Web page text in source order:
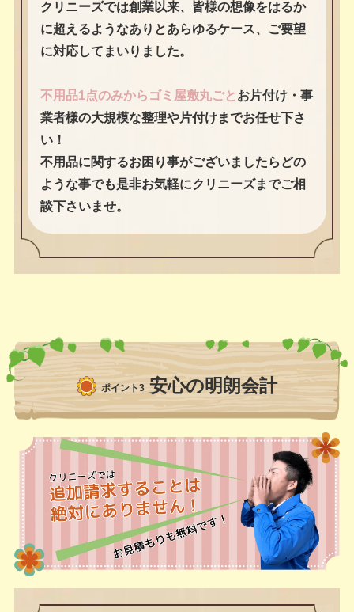
クリニーズでは創業以来、皆様の想像をはるか
に超えるようなありとあらゆるケース、ご要望
に対応してまいりました。
不用品1点のみからゴミ屋敷丸ごと お片付け・事
業者様の大規模な整理や片付けまでお任せ下さ
い！
不用品に関するお困り事がございましたらどの
ような事でも是非お気軽にクリニーズまでご相
談下さいませ。
ポイント3 安心の明朗会計